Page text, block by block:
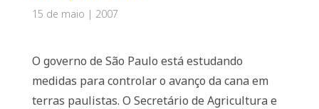
15 de maio | 2007
O governo de São Paulo está estudando
medidas para controlar o avanço da cana em
terras paulistas. O Secretário de Agricultura e